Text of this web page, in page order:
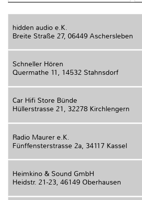
hidden audio e.K.
Breite Straße 27, 06449 Aschersleben
Schneller Hören
Quermathe 11, 14532 Stahnsdorf
Car Hifi Store Bünde
Hüllerstrasse 21, 32278 Kirchlengern
Radio Maurer e.K.
Fünffensterstrasse 2a, 34117 Kassel
Heimkino & Sound GmbH
Heidstr. 21-23, 46149 Oberhausen